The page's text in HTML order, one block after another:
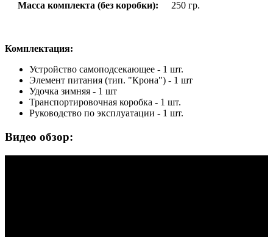
Масса комплекта (без коробки): 250 гр.
Комплектация:
Устройство самоподсекающее - 1 шт.
Элемент питания (тип. "Крона") - 1 шт
Удочка зимняя - 1 шт
Транспортировочная коробка - 1 шт.
Руководство по эксплуатации - 1 шт.
Видео обзор: